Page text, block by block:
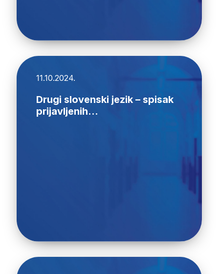
11.10.2024.
Drugi slovenski jezik – spisak
prijavljenih...